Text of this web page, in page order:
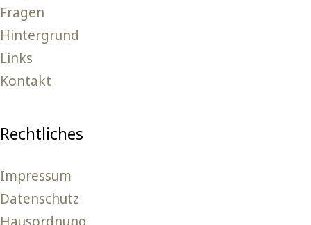
Fragen
Hintergrund
Links
Kontakt
Rechtliches
Impressum
Datenschutz